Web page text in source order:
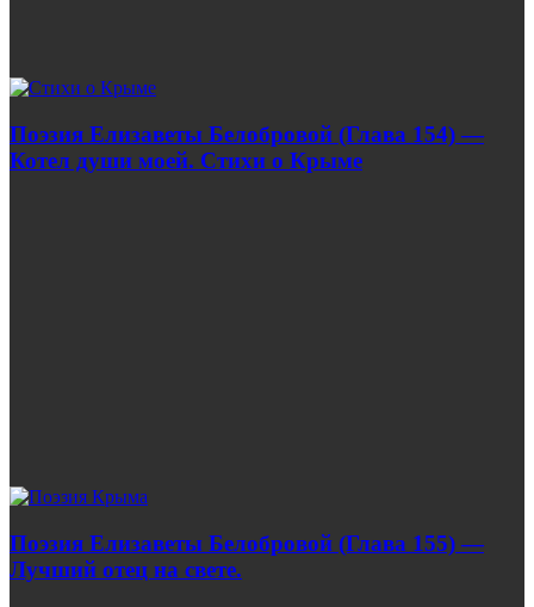
Поэзия Елизаветы Белобровой (Глава 154) —
Котел души моей. Стихи о Крыме
Поэзия Елизаветы Белобровой (Глава 155) —
Лучший отец на свете.